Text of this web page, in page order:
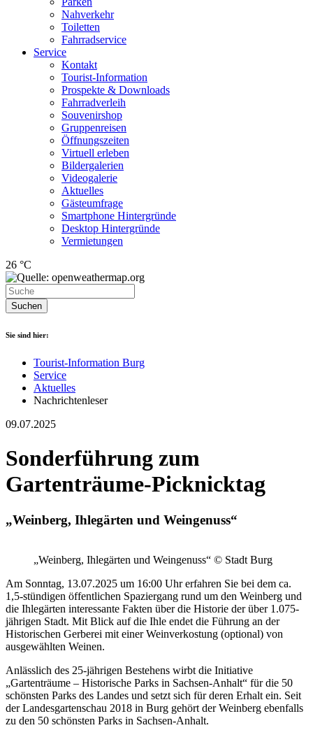
Nahverkehr
Toiletten
Fahrradservice
Service
Kontakt
Tourist-Information
Prospekte & Downloads
Fahrradverleih
Souvenirshop
Gruppenreisen
Öffnungszeiten
Virtuell erleben
Bildergalerien
Videogalerie
Aktuelles
Gästeumfrage
Smartphone Hintergründe
Desktop Hintergründe
Vermietungen
26 °C
Suchen
Sie sind hier:
Tourist-Information Burg
Service
Aktuelles
Nachrichtenleser
09.07.2025
Sonderführung zum
Gartenträume-Picknicktag
„Weinberg, Ihlegärten und Weingenuss“
„Weinberg, Ihlegärten und Weingenuss“ © Stadt Burg
Am Sonntag, 13.07.2025 um 16:00 Uhr erfahren Sie bei dem ca.
1,5-stündigen öffentlichen Spaziergang rund um den Weinberg und
die Ihlegärten interessante Fakten über die Historie der über 1.075-
jährigen Stadt. Mit Blick auf die Ihle endet die Führung an der
Historischen Gerberei mit einer Weinverkostung (optional) von
ausgewählten Weinen.
Anlässlich des 25-jährigen Bestehens wirbt die Initiative
„Gartenträume – Historische Parks in Sachsen-Anhalt“ für die 50
schönsten Parks des Landes und setzt sich für deren Erhalt ein. Seit
der Landesgartenschau 2018 in Burg gehört der Weinberg ebenfalls
zu den 50 schönsten Parks in Sachsen-Anhalt.